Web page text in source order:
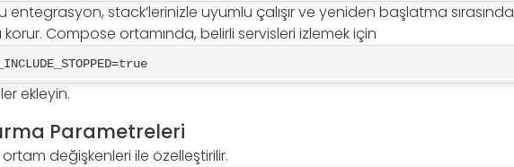
entegrasyon, stack’lerinizle uyumlu çalışır ve yeniden başlatma sırasında
korur. Compose ortamında, belirli servisleri izlemek için
ekleyin.
Parametreleri
değişkenleri ile özelleştirilir.